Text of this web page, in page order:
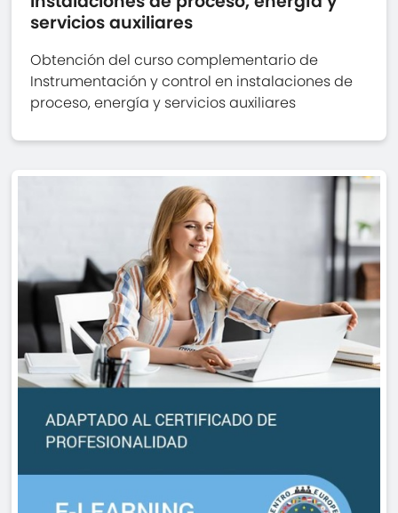
servicios auxiliares
Obtención del curso complementario de
Instrumentación y control en instalaciones de
proceso, energía y servicios auxiliares